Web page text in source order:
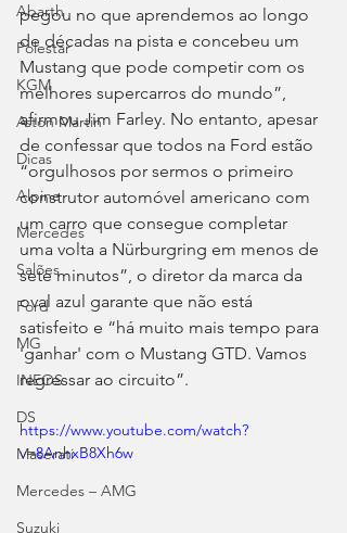
Abarth
Polestar
KGM
Aston Martin
Dicas
Alpine
Mercedes
Salões
Ford
MG
INEOS
DS
Maserati
Mercedes – AMG
Suzuki
pegou no que aprendemos ao longo
de décadas na pista e concebeu um
Mustang que pode competir com os
melhores supercarros do mundo”,
afirmou Jim Farley. No entanto, apesar
de confessar que todos na Ford estão
“orgulhosos por sermos o primeiro
construtor automóvel americano com
um carro que consegue completar
uma volta a Nürburgring em menos de
sete minutos”, o diretor da marca da
oval azul garante que não está
satisfeito e “há muito mais tempo para
'ganhar' com o Mustang GTD. Vamos
regressar ao circuito”.
https://www.youtube.com/watch?
v=8AnhxB8Xh6w